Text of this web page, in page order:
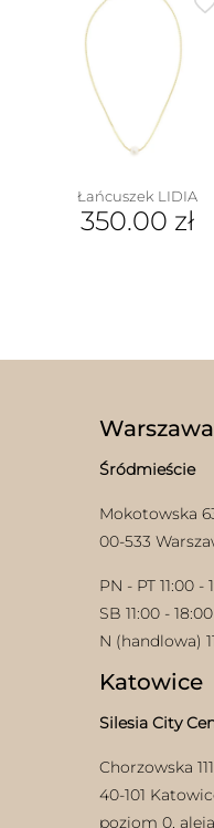
wiele
wariantów.
można
wybrać
stronie
Łańcuszek LIDIA
350.00 zł
Warszawa
Śródmieście
Mokotowska
00-533
PN - PT 11:00 -
SB 11:00 - 18:00
N (handlowa)
Katowice
Silesia City
Chorzowska 111
40-101
poziom 0,